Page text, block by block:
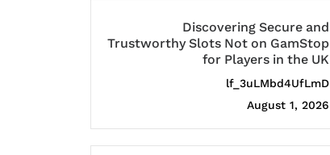
Discovering Secure and
Trustworthy Slots Not on GamStop
for Players in the UK
lf_3uLMbd4UfLmD
August 1, 2026